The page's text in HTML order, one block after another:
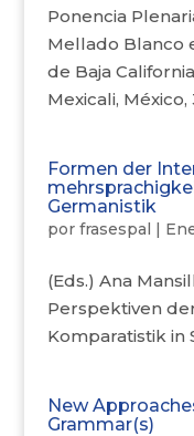
Ponencia
Mellado Blanco
de Baja
Mexicali, México,
Formen der
Germanistik
por frasespal |
(Eds.) Ana
Perspektiven
Komparatistik in
New
Grammar(s)